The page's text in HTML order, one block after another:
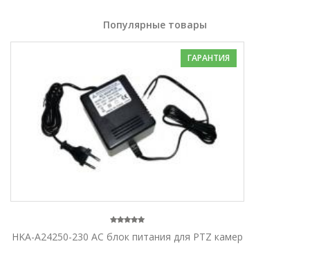
Популярные товары
ГАРАНТИЯ
HKA-A24250-230 AC блок питания для PTZ камер